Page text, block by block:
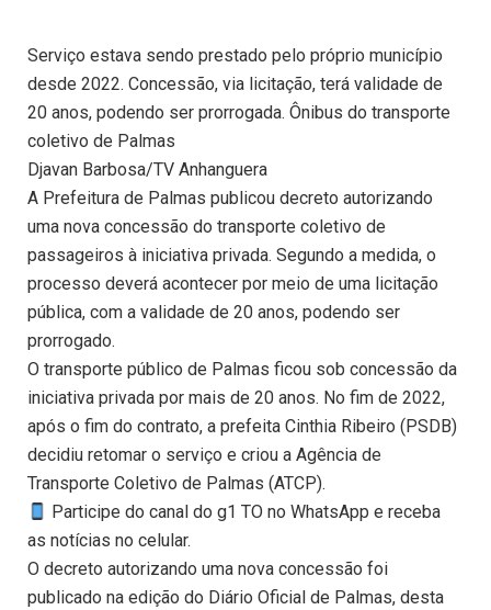
Serviço estava sendo prestado pelo próprio município
desde 2022. Concessão, via licitação, terá validade de
20 anos, podendo ser prorrogada. Ônibus do transporte
coletivo de Palmas
Djavan Barbosa/TV Anhanguera
A Prefeitura de Palmas publicou decreto autorizando
uma nova concessão do transporte coletivo de
passageiros à iniciativa privada. Segundo a medida, o
processo deverá acontecer por meio de uma licitação
pública, com a validade de 20 anos, podendo ser
prorrogado.
O transporte público de Palmas ficou sob concessão da
iniciativa privada por mais de 20 anos. No fim de 2022,
após o fim do contrato, a prefeita Cinthia Ribeiro (PSDB)
decidiu retomar o serviço e criou a Agência de
Transporte Coletivo de Palmas (ATCP).
Participe do canal do g1 TO no WhatsApp e receba
as notícias no celular.
O decreto autorizando uma nova concessão foi
publicado na edição do Diário Oficial de Palmas, desta